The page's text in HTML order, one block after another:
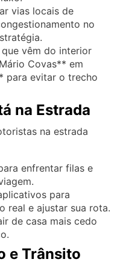
vias locais de
no
que vêm do interior
Covas** em
para evitar o trecho
na Estrada
na estrada
enfrentar filas e
para
real e ajustar sua rota.
de casa mais cedo
e Trânsito